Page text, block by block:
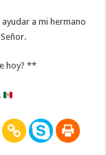
a mi hermano
hoy? **